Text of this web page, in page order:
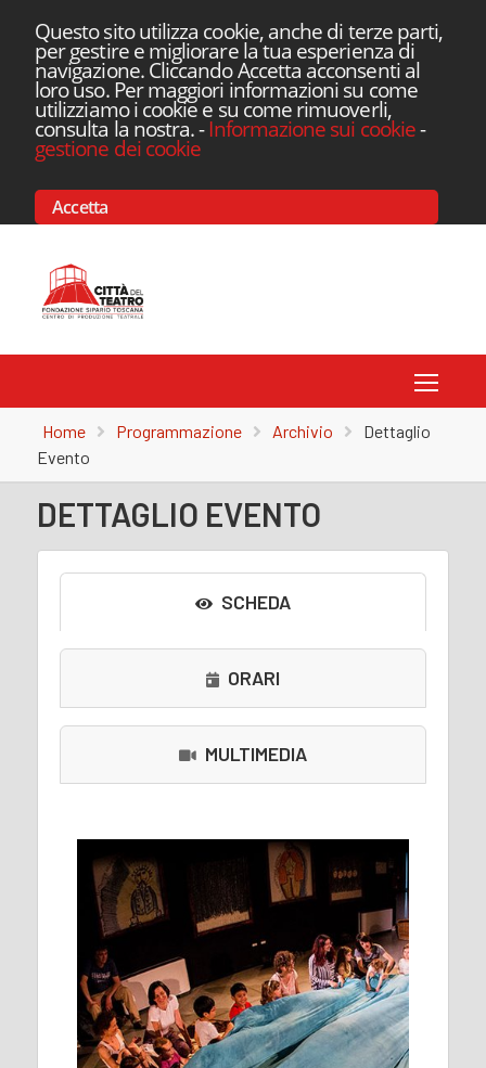
Questo sito utilizza cookie, anche di terze parti,
per gestire e migliorare la tua esperienza di
navigazione. Cliccando Accetta acconsenti al
loro uso. Per maggiori informazioni su come
utilizziamo i cookie e su come rimuoverli,
consulta la nostra.-Informazione sui cookie-
gestione dei cookie
Accetta
Home Programmazione Archivio
Dettaglio
Evento
DETTAGLIO EVENTO
SCHEDA
ORARI
MULTIMEDIA